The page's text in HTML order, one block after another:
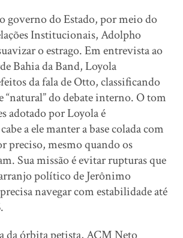
governo do Estado, por meio do
Institucionais, Adolpho
o estrago. Em entrevista ao
Bahia da Band, Loyola
da fala de Otto, classificando
“natural” do debate interno. O tom
adotado por Loyola é
a ele manter a base colada com
preciso, mesmo quando os
Sua missão é evitar rupturas que
político de Jerônimo
navegar com estabilidade até